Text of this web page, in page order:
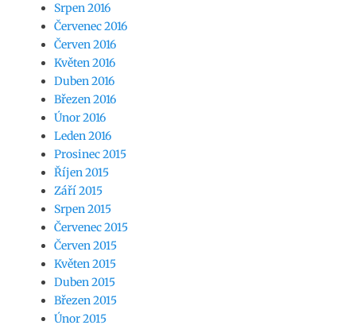
Srpen 2016
Červenec 2016
Červen 2016
Květen 2016
Duben 2016
Březen 2016
Únor 2016
Leden 2016
Prosinec 2015
Říjen 2015
Září 2015
Srpen 2015
Červenec 2015
Červen 2015
Květen 2015
Duben 2015
Březen 2015
Únor 2015